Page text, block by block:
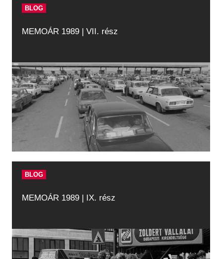
BLOG
MEMOÁR 1989 | VII. rész
BLOG
MEMOÁR 1989 | IX. rész